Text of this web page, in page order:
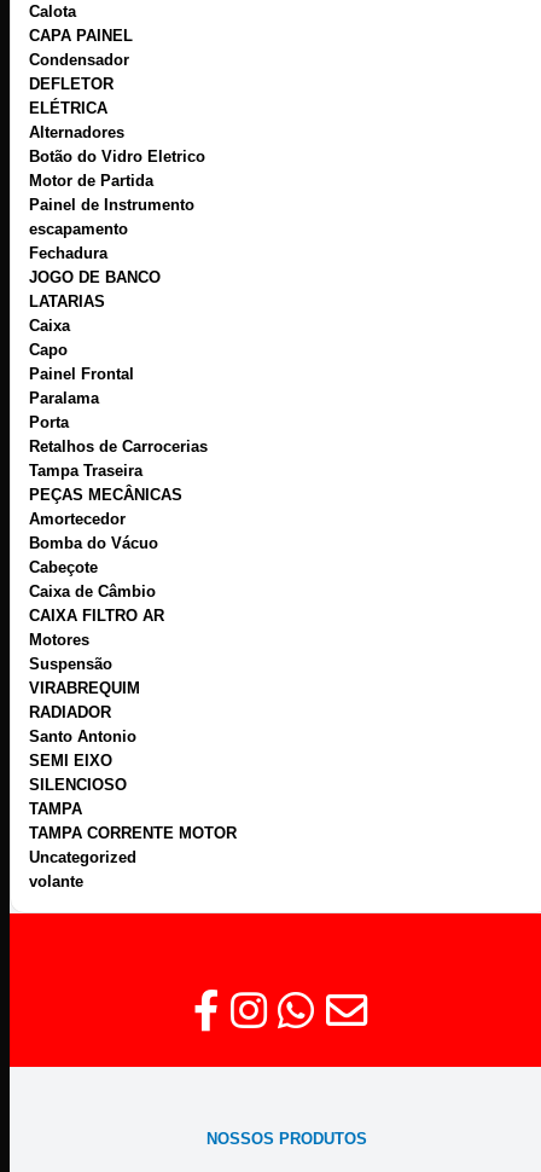
Calota
CAPA PAINEL
Condensador
DEFLETOR
ELÉTRICA
Alternadores
Botão do Vidro Eletrico
Motor de Partida
Painel de Instrumento
escapamento
Fechadura
JOGO DE BANCO
LATARIAS
Caixa
Capo
Painel Frontal
Paralama
Porta
Retalhos de Carrocerias
Tampa Traseira
PEÇAS MECÂNICAS
Amortecedor
Bomba do Vácuo
Cabeçote
Caixa de Câmbio
CAIXA FILTRO AR
Motores
Suspensão
VIRABREQUIM
RADIADOR
Santo Antonio
SEMI EIXO
SILENCIOSO
TAMPA
TAMPA CORRENTE MOTOR
Uncategorized
volante
NOSSOS PRODUTOS